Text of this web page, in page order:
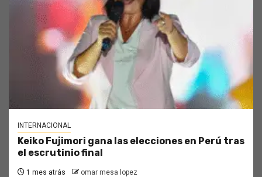
INTERNACIONAL
Keiko Fujimori gana las elecciones en Perú tras
el escrutinio final
1 mes atrás omar mesa lopez